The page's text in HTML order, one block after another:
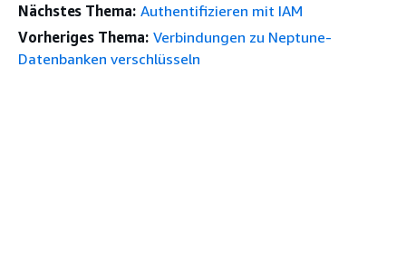
Nächstes Thema: Authentifizieren mit IAM
Vorheriges Thema: Verbindungen zu Neptune-
Datenbanken verschlüsseln